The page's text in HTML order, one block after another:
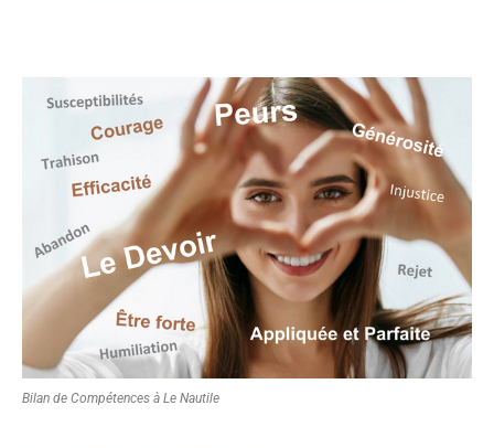
Bilan de Compétences à Le Nautile